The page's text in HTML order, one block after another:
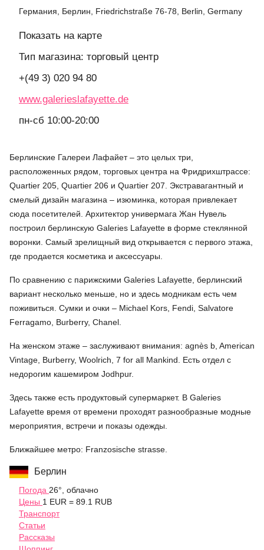
Германия, Берлин, Friedrichstraße 76-78, Berlin, Germany
Показать на карте
Тип магазина: торговый центр
+(49 3) 020 94 80
www.galerieslafayette.de
пн-сб 10:00-20:00
Берлинские Галереи Лафайет – это целых три,
расположенных рядом, торговых центра на Фридрихштрассе:
Quartier 205, Quartier 206 и Quartier 207. Экстравагантный и
смелый дизайн магазина – изюминка, которая привлекает
сюда посетителей. Архитектор универмага Жан Нувель
построил берлинскую Galeries Lafayette в форме стеклянной
воронки. Самый зрелищный вид открывается с первого этажа,
где продается косметика и аксессуары.
По сравнению с парижскими Galeries Lafayette, берлинский
вариант несколько меньше, но и здесь модникам есть чем
поживиться. Сумки и очки – Michael Kors, Fendi , Salvatore
Ferragamo, Burberry, Chanel
На женском этаже – заслуживают внимания: agnès b, American
Vintage, Burberry, Woolrich, 7 for all Mankind. Есть отдел с
недорогим кашемиром Jodhpur.
Здесь также есть продуктовый супермаркет. В Galeries
Lafayette время от времени проходят разнообразные модные
мероприятия, встречи и показы одежды.
Ближайшее метро: Franzosische strasse.
Берлин
Погода 26°, облачно
Цены 1 EUR = 89.1 RUB
Транспорт
Статьи
Рассказы